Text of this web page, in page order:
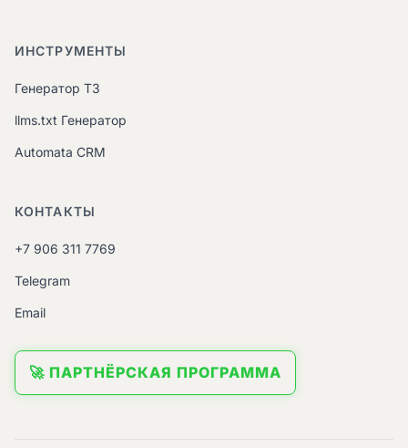
ИНСТРУМЕНТЫ
Генератор ТЗ
llms.txt Генератор
Automata CRM
КОНТАКТЫ
+7 906 311 7769
Telegram
Email
🚀 ПАРТНЁРСКАЯ ПРОГРАММА